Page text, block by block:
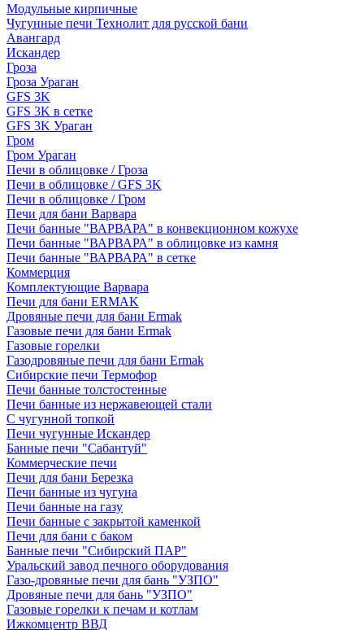
Модульные кирпичные
Чугунные печи Технолит для русской бани
Авангард
Искандер
Гроза
Гроза Ураган
GFS 3K
GFS 3K в сетке
GFS 3K Ураган
Гром
Гром Ураган
Печи в облицовке / Гроза
Печи в облицовке / GFS 3K
Печи в облицовке / Гром
Печи для бани Варвара
Печи банные "ВАРВАРА" в конвекционном кожухе
Печи банные "ВАРВАРА" в облицовке из камня
Печи банные "ВАРВАРА" в сетке
Коммерция
Комплектующие Варвара
Печи для бани ERMAK
Дровяные печи для бани Ermak
Газовые печи для бани Ermak
Газовые горелки
Газодровяные печи для бани Ermak
Сибирские печи Термофор
Печи банные толстостенные
Печи банные из нержавеющей стали
С чугунной топкой
Печи чугунные Искандер
Банные печи "Сабантуй"
Коммерческие печи
Печи для бани Березка
Печи банные из чугуна
Печи банные на газу
Печи банные с закрытой каменкой
Печи для бани с баком
Банные печи "Сибирский ПАР"
Уральский завод печного оборудования
Газо-дровяные печи для бань "УЗПО"
Дровяные печи для бань "УЗПО"
Газовые горелки к печам и котлам
Ижкомцентр ВВД